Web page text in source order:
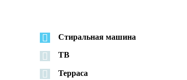
Стиральная машина
ТВ
Терраса